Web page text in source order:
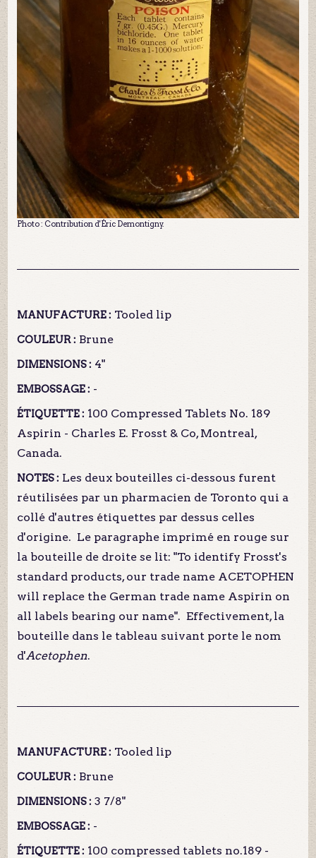
Photo : Contribution d'Éric Demontigny.
MANUFACTURE : Tooled lip
COULEUR : Brune
DIMENSIONS : 4"
EMBOSSAGE : -
ÉTIQUETTE : 100 Compressed Tablets No. 189
Aspirin - Charles E. Frosst & Co, Montreal,
Canada.
NOTES : Les deux bouteilles ci-dessous furent
réutilisées par un pharmacien de Toronto qui a
collé d'autres étiquettes par dessus celles
d'origine. Le paragraphe imprimé en rouge sur
la bouteille de droite se lit: "To identify Frosst's
standard products, our trade name ACETOPHEN
will replace the German trade name Aspirin on
all labels bearing our name". Effectivement, la
bouteille dans le tableau suivant porte le nom
d'Acetophen.
MANUFACTURE : Tooled lip
COULEUR : Brune
DIMENSIONS : 3 7/8"
EMBOSSAGE : -
ÉTIQUETTE : 100 compressed tablets no.189 -